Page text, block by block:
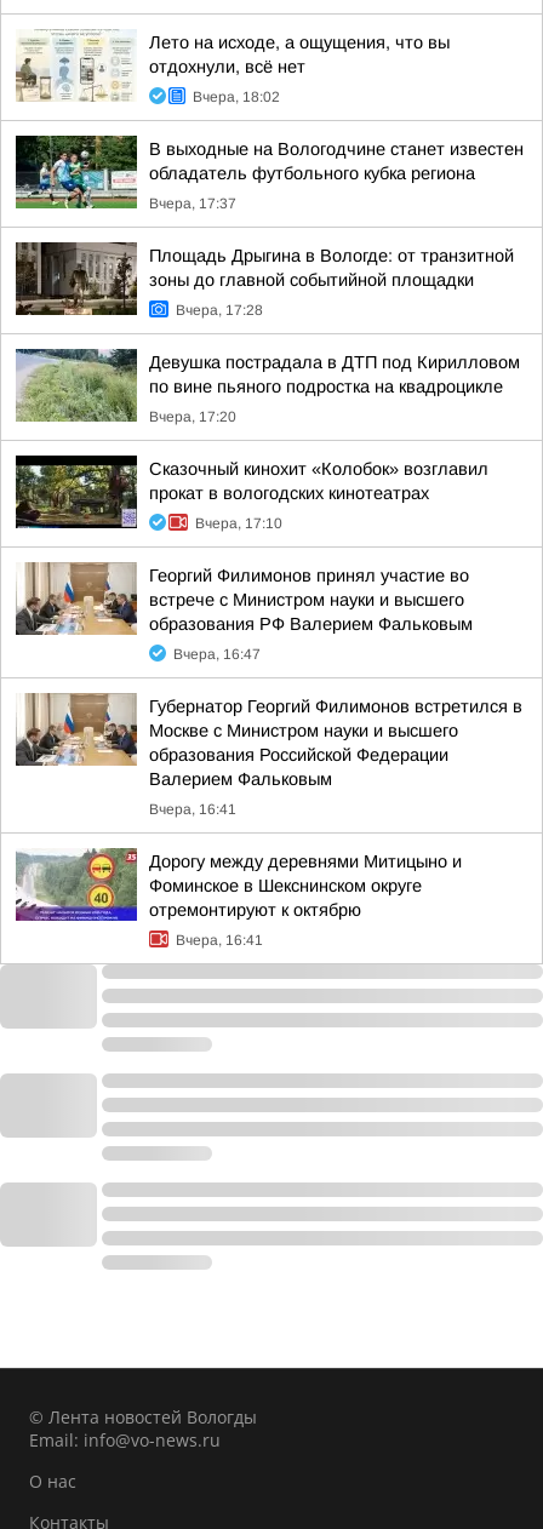
Лето на исходе, а ощущения, что вы
отдохнули, всё нет
Вчера, 18:02
В выходные на Вологодчине станет известен
обладатель футбольного кубка региона
Вчера, 17:37
Площадь Дрыгина в Вологде: от транзитной
зоны до главной событийной площадки
Вчера, 17:28
Девушка пострадала в ДТП под Кирилловом
по вине пьяного подростка на квадроцикле
Вчера, 17:20
Сказочный кинохит «Колобок» возглавил
прокат в вологодских кинотеатрах
Вчера, 17:10
Георгий Филимонов принял участие во
встрече с Министром науки и высшего
образования РФ Валерием Фальковым
Вчера, 16:47
Губернатор Георгий Филимонов встретился в
Москве с Министром науки и высшего
образования Российской Федерации
Валерием Фальковым
Вчера, 16:41
Дорогу между деревнями Митицыно и
Фоминское в Шекснинском округе
отремонтируют к октябрю
Вчера, 16:41
© Лента новостей Вологды
Email: info@vo-news.ru
О нас
Контакты